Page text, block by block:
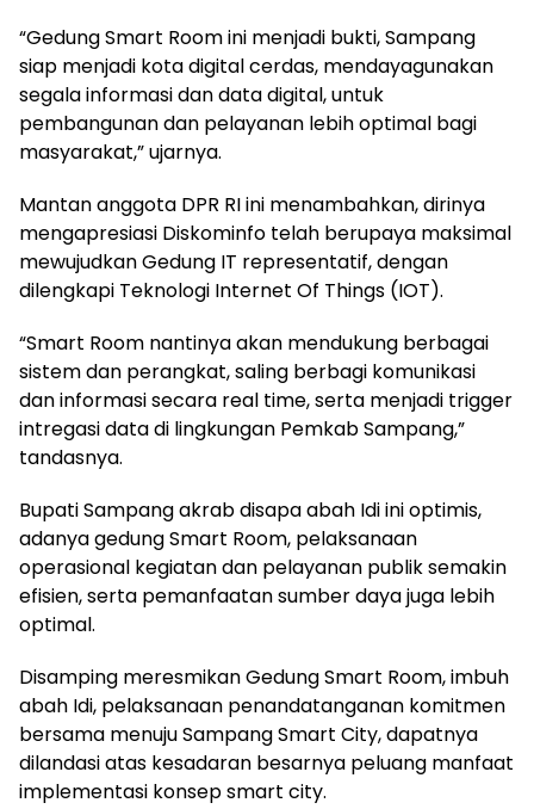
“Gedung Smart Room ini menjadi bukti, Sampang
siap menjadi kota digital cerdas, mendayagunakan
segala informasi dan data digital, untuk
pembangunan dan pelayanan lebih optimal bagi
masyarakat,” ujarnya.
Mantan anggota DPR RI ini menambahkan, dirinya
mengapresiasi Diskominfo telah berupaya maksimal
mewujudkan Gedung IT representatif, dengan
dilengkapi Teknologi Internet Of Things (IOT).
“Smart Room nantinya akan mendukung berbagai
sistem dan perangkat, saling berbagi komunikasi
dan informasi secara real time, serta menjadi trigger
intregasi data di lingkungan Pemkab Sampang,”
tandasnya.
Bupati Sampang akrab disapa abah Idi ini optimis,
adanya gedung Smart Room, pelaksanaan
operasional kegiatan dan pelayanan publik semakin
efisien, serta pemanfaatan sumber daya juga lebih
optimal.
Disamping meresmikan Gedung Smart Room, imbuh
abah Idi, pelaksanaan penandatanganan komitmen
bersama menuju Sampang Smart City, dapatnya
dilandasi atas kesadaran besarnya peluang manfaat
implementasi konsep smart city.